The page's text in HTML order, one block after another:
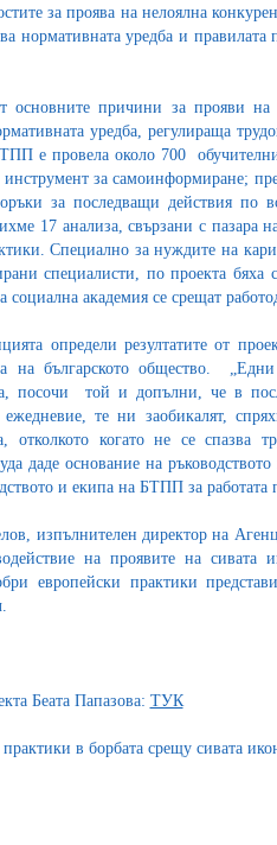
за проява на нелоялна
нормативната уредба и
причини за прояви на
уредба, регулираща
е провела около 700
за самоинформиране;
за последващи действия по
17 анализа, свързани с пазара
Специално за нуждите на
специалисти, по проекта
социална академия се срещат
определи резултатите от
българското общество.
посочи той и допълни, че в
те ни заобикалят,
когато не се спазва
даде основание на
и екипа на БТПП за работата
изпълнителен директор на
на проявите на сивата
европейски практики
Беата Папазова: ТУК
в борбата срещу сивата